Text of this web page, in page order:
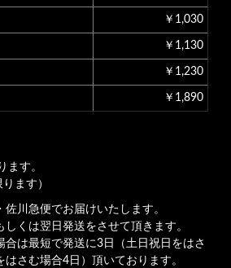
￥1,030
￥1,130
￥1,230
￥1,890
ます。
ます）
川急便でお届けいたします。
くは翌日発送をさせて頂きます。
合は最短で発送に3日（土日祝日をはさ
さむ場合4日）頂いております。